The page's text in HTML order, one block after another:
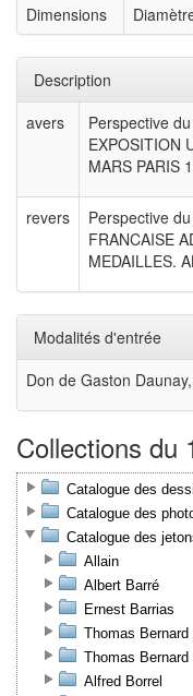
Dimensions
Description
avers
Perspective
EXPOSITION
MARS PARIS
revers
Perspective
FRANCAISE
MEDAILLES.
Modalités d'entrée
Don de Gaston
Collections du
Catalogue des
Catalogue des
Catalogue des
Allain
Albert Barré
Ernest Barrias
Thomas
Thomas
Alfred Borrel